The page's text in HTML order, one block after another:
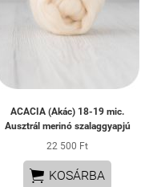
ACACIA (Akác) 18-19 mic.
Ausztrál merinó szalaggyapjú
22 500 Ft
 KOSÁRBA